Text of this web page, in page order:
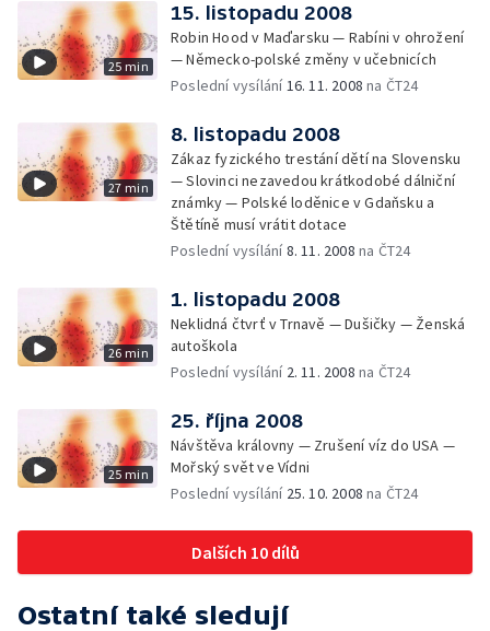
25 min
15. listopadu 2008
Robin Hood v Maďarsku — Rabíni v ohrožení
— Německo-polské změny v učebnicích
Poslední vysílání16. 11. 2008 na ČT24
27 min
8. listopadu 2008
Zákaz fyzického trestání dětí na Slovensku
— Slovinci nezavedou krátkodobé dálniční
známky — Polské loděnice v Gdaňsku a
Štětíně musí vrátit dotace
Poslední vysílání8. 11. 2008 na ČT24
26 min
1. listopadu 2008
Neklidná čtvrť v Trnavě — Dušičky — Ženská
autoškola
Poslední vysílání 2. 11. 2008 na ČT24
25 min
25. října 2008
Návštěva královny — Zrušení víz do USA —
Mořský svět ve Vídni
Poslední vysílání 25. 10. 2008 na ČT24
Dalších 10 dílů
Ostatní také sledují